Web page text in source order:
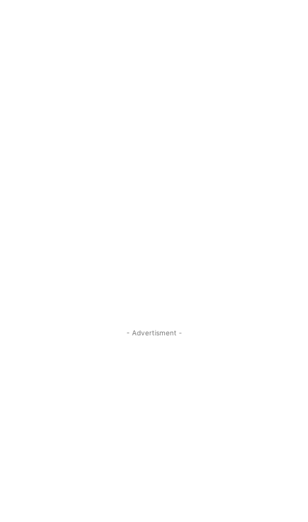
- Advertisment -